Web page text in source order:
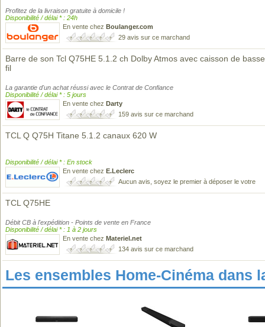
Profitez de la livraison gratuite à domicile !
Disponibilité / délai * : 24h
En vente chez Boulanger.com
29 avis sur ce marchand
Barre de son Tcl Q75HE 5.1.2 ch Dolby Atmos avec caisson de
fil
La garantie d'un achat réussi avec le Contrat de Confiance
Disponibilité / délai * : 5 jours
En vente chez Darty
159 avis sur ce marchand
TCL Q Q75H Titane 5.1.2 canaux 620 W
Disponibilité / délai * : En stock
En vente chez E.Leclerc
Aucun avis, soyez le premier à déposer le votre
TCL Q75HE
Débit CB à l'expédition - Points de vente en France
Disponibilité / délai * : 1 à 2 jours
En vente chez Materiel.net
134 avis sur ce marchand
Les ensembles Home-Cinéma dans